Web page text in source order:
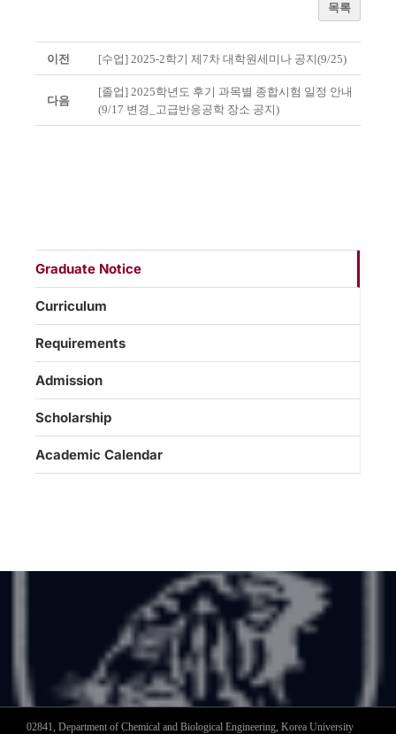
목록
이전 [수업] 2025-2학기 제7차 대학원세미나 공지(9/25)
다음
[졸업] 2025학년도 후기 과목별 종합시험 일정 안내
(9/17 변경_고급반응공학 장소 공지)
Graduate Notice
Curriculum
Requirements
Admission
Scholarship
Academic Calendar
02841, Department of Chemical and Biological Engineering, Korea University